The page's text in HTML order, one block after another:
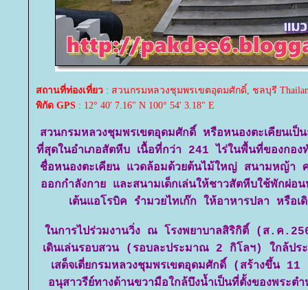
สถานที่ท่องเที่ยว : สวนกรมหลวงชุมพรเขตอุดมศักดิ์, ชลบุรี
พิกัด GPS : 12° 40' 7.16" N 100° 54' 3.18" E
สวนกรมหลวงชุมพรเขตอุดมศักดิ์ หรือหนองตะเคียนเ
ที่สุดในอำเภอสัตหีบ เนื้อที่กว่า 241 ไร่ในพื้นที่ของกอง
ชื่อหนองตะเคียน แวดล้อมด้วยต้นไม้ใหญ่ สนามหญ้า
ออกกำลังกาย และสนามเด็กเล่นให้ชาวสัตหีบใช้พักผ่อ
เต้นแอโรบิค รำมวยไทเก๊ก ให้อาหารปลา หรือ
นการไปร่วมงานวิ่ง ณ โรงพยาบาลสิริกิติ์ (ส.ค
เดินเล่นรอบสวน (รอบละประมาณ 2 กิโลฯ) ใกล้ประ
เสด็จเตี่ยกรมหลวงชุมพรเขตอุดมศักดิ์ (สร้างขึ้น
อนุสาวรีย์ทางด้านขวามือใกล้บึงน้ำเป็นที่ตั้งของพระต